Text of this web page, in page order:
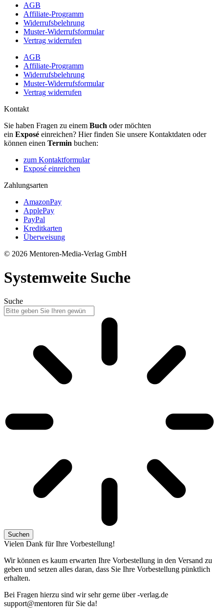
AGB
Affiliate-Programm
Widerrufsbelehrung
Muster-Widerrufsformular
Vertrag widerrufen
AGB
Affiliate-Programm
Widerrufsbelehrung
Muster-Widerrufsformular
Vertrag widerrufen
Kontakt
Sie haben Fragen zu einem Buch oder möchten
ein Exposé einreichen? Hier finden Sie unsere Kontaktdaten oder
können einen Termin buchen:
zum Kontaktformular
Exposé einreichen
Zahlungsarten
AmazonPay
ApplePay
PayPal
Kreditkarten
Überweisung
© 2026 Mentoren-Media-Verlag GmbH
Systemweite Suche
Suche
Suchen
Vielen Dank für Ihre Vorbestellung!
Wir können es kaum erwarten Ihre Vorbestellung in den Versand zu
geben und setzen alles daran, dass Sie Ihre Vorbestellung pünktlich
erhalten.
Bei Fragen hierzu sind wir sehr gerne übered.galrev-
nerotnem
@troppus für Sie da!